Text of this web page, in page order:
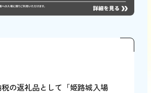
の返礼品として「姫路城入場